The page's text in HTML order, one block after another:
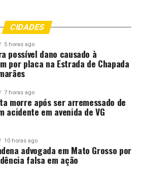
CIDADES
5 horas ago
possível dano causado à
por placa na Estrada de Chapada
7 horas ago
morre após ser arremessado de
acidente em avenida de VG
10 horas ago
advogada em Mato Grosso por
falsa em ação